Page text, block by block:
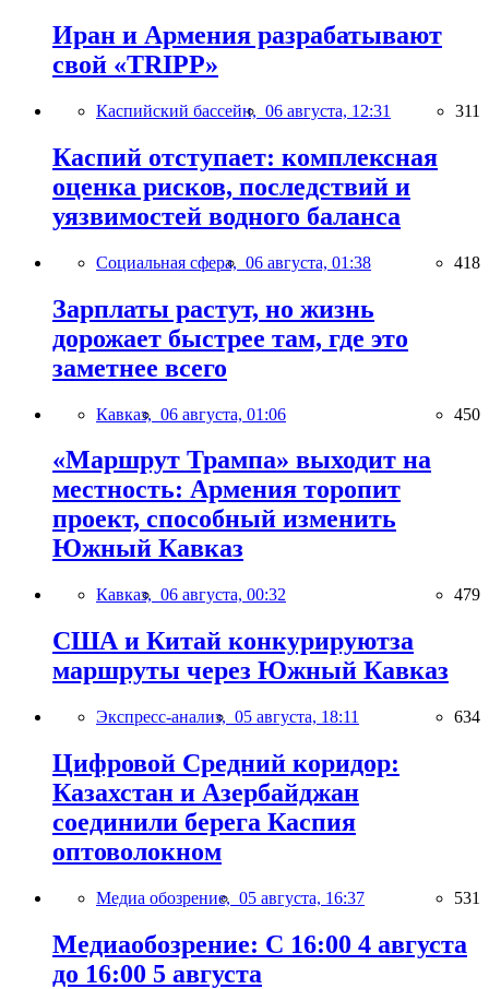
Иран и Армения разрабатывают
свой «TRIPP»
Каспийский бассейн, 06 августа, 12:31 311
Каспий отступает: комплексная
оценка рисков, последствий и
уязвимостей водного баланса
Социальная сфера, 06 августа, 01:38 418
Зарплаты растут, но жизнь
дорожает быстрее там, где это
заметнее всего
Кавказ, 06 августа, 01:06 450
«Маршрут Трампа» выходит на
местность: Армения торопит
проект, способный изменить
Южный Кавказ
Кавказ, 06 августа, 00:32 479
США и Китай конкурируютза
маршруты через Южный Кавказ
Экспресс-анализ, 05 августа, 18:11 634
Цифровой Средний коридор:
Казахстан и Азербайджан
соединили берега Каспия
оптоволокном
Медиа обозрение, 05 августа, 16:37 531
Медиаобозрение: С 16:00 4 августа
до 16:00 5 августа